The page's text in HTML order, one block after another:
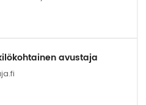
avustaja